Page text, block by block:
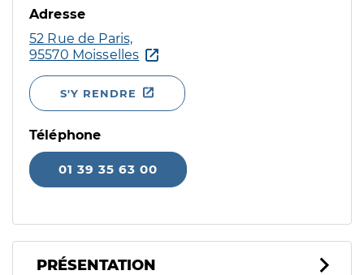
Adresse
52 Rue de Paris,
95570 Moisselles
S'Y RENDRE
Téléphone
01 39 35 63 00
PRÉSENTATION